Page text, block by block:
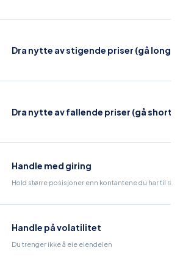
Dra nytte av stigende priser (gå long)
Dra nytte av fallende priser (gå short)
Handle med giring
Hold større posisjoner enn kontantene du har til
Handle på volatilitet
Du trenger ikke å eie eiendelen